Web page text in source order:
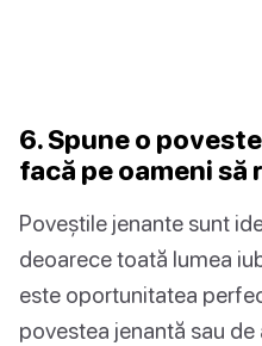
6. Spune o
facă pe oameni să
Poveștile jenante sunt
deoarece toată lumea
este oportunitatea
povestea jenantă sau